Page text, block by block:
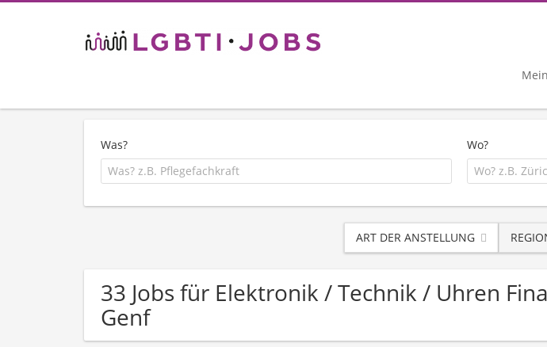
Was? Wo?
ART DER ANSTELLUNG
33 Jobs für Elektronik / Technik / Uhren
Genf